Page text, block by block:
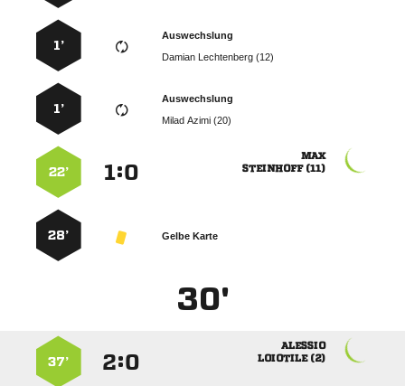
Auswechslung
  
1’
Auswechslung
  
1’

 
:
22’
Gelbe Karte
28’
30'

 
:
37’